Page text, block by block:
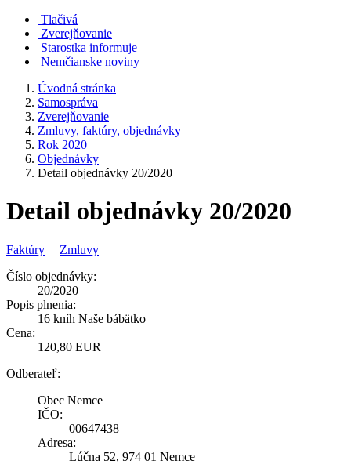
Tlačivá
Zverejňovanie
Starostka informuje
Nemčianske noviny
Úvodná stránka
Samospráva
Zverejňovanie
Zmluvy, faktúry, objednávky
Rok 2020
Objednávky
Detail objednávky 20/2020
Detail objednávky 20/2020
Faktúry | Zmluvy
Číslo objednávky:
20/2020
Popis plnenia:
16 kníh Naše bábätko
Cena:
120,80 EUR
Odberateľ:
Obec Nemce
IČO:
00647438
Adresa:
Lúčna 52, 974 01 Nemce